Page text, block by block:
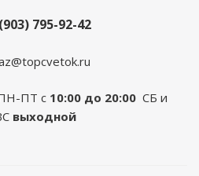
795-92-42
ПТ с 10:00 до 20:00 СБ и
выходной